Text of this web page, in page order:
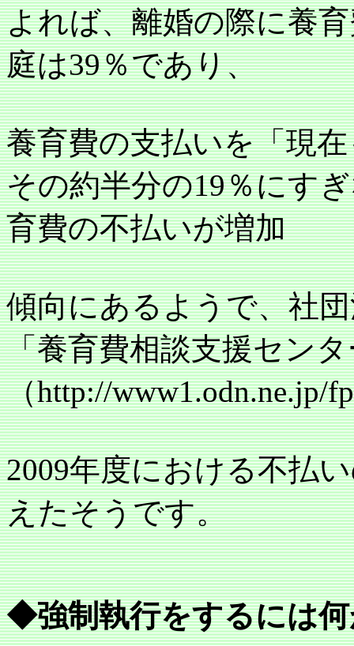
よれば、離婚の際に養
庭は39％であり、
養育費の支払いを「現
その約半分の19％にす
育費の不払いが増加
傾向にあるようで、社
「養育費相談支援セン
（http://www1.odn.ne.jp/
2009年度における不払
えたそうです。
◆強制執行をするには